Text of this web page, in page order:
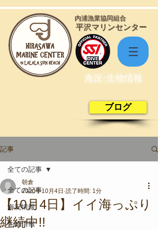
​平沢マリンセンター
​内浦漁業協同組合
海況･生物情報
ブログ
記事
全ての記事
海況情報
生物情報
全ての記事
【10月4日】イイ海っぷり
継続中!!
朝倉
2020年10月4日 読了時間: 1分